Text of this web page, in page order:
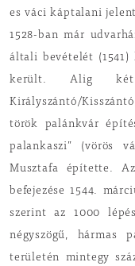
es váci káptalani
1528-ban már
általi bevételét
került. Alig
Királyszántó/
török palánkvár
palankaszi” (vörös
Musztafa építette.
befejezése 1544.
szerint az 1000
négyszögű, hármas
területén mintegy